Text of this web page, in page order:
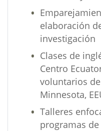
elaboración
investigación
Clases de
Centro
voluntarios
Minnesota,
Talleres
programas